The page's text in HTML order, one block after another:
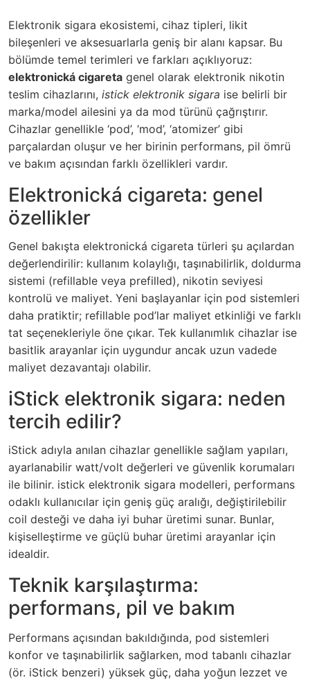
Elektronik sigara ekosistemi, cihaz tipleri, likit
bileşenleri ve aksesuarlarla geniş bir alanı kapsar. Bu
bölümde temel terimleri ve farkları açıklıyoruz:
elektronická cigareta genel olarak elektronik nikotin
teslim cihazlarını, istick elektronik sigara ise belirli bir
marka/model ailesini ya da mod türünü çağrıştırır.
Cihazlar genellikle ‘pod’, ‘mod’, ‘atomizer’ gibi
parçalardan oluşur ve her birinin performans, pil ömrü
ve bakım açısından farklı özellikleri vardır.
Elektronická cigareta: genel
özellikler
Genel bakışta elektronická cigareta türleri şu açılardan
değerlendirilir: kullanım kolaylığı, taşınabilirlik, doldurma
sistemi (refillable veya prefilled), nikotin seviyesi
kontrolü ve maliyet. Yeni başlayanlar için pod sistemleri
daha pratiktir; refillable pod’lar maliyet etkinliği ve farklı
tat seçenekleriyle öne çıkar. Tek kullanımlık cihazlar ise
basitlik arayanlar için uygundur ancak uzun vadede
maliyet dezavantajı olabilir.
iStick elektronik sigara: neden
tercih edilir?
iStick adıyla anılan cihazlar genellikle sağlam yapıları,
ayarlanabilir watt/volt değerleri ve güvenlik korumaları
ile bilinir. istick elektronik sigara modelleri, performans
odaklı kullanıcılar için geniş güç aralığı, değiştirilebilir
coil desteği ve daha iyi buhar üretimi sunar. Bunlar,
kişiselleştirme ve güçlü buhar üretimi arayanlar için
idealdir.
Teknik karşılaştırma:
performans, pil ve bakım
Performans açısından bakıldığında, pod sistemleri
konfor ve taşınabilirlik sağlarken, mod tabanlı cihazlar
(ör. iStick benzeri) yüksek güç, daha yoğun lezzet ve